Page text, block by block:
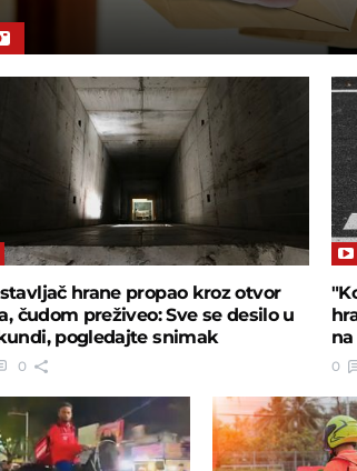
hrane propao kroz otvor
čudom preživeo: Sve se desilo u
pogledajte snimak
0 0